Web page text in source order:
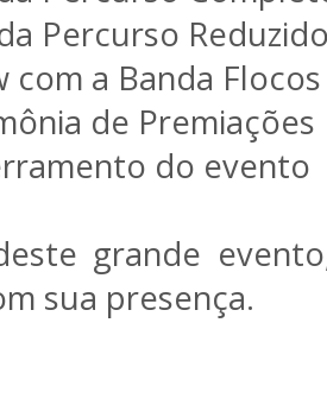
Percurso
com a Banda
de Premiações
do evento
grande
sua presença.